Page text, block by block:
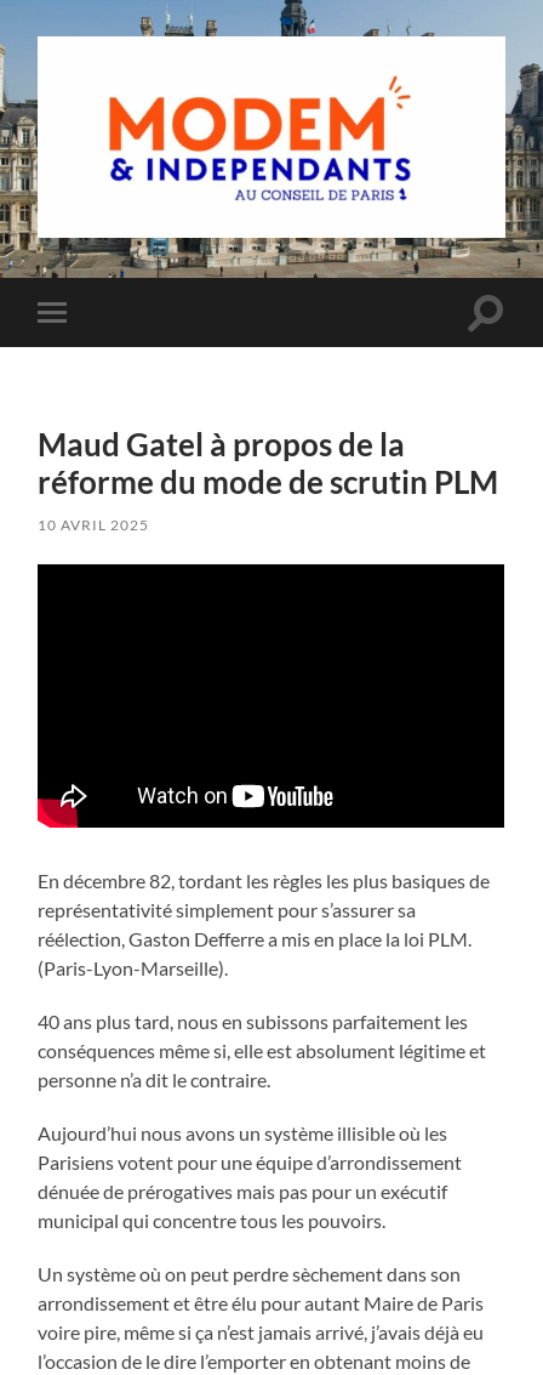
Groupe
MoDem
et
de
Toggle
mobile
Toggle
Maud Gatel à propos de la
réforme du mode de scrutin PLM
10 AVRIL 2025
En décembre 82, tordant les règles les plus basiques de
représentativité simplement pour s’assurer sa
réélection, Gaston Defferre a mis en place la loi PLM.
(Paris-Lyon-Marseille).
40 ans plus tard, nous en subissons parfaitement les
conséquences même si, elle est absolument légitime et
personne n’a dit le contraire.
Aujourd’hui nous avons un système illisible où les
Parisiens votent pour une équipe d’arrondissement
dénuée de prérogatives mais pas pour un exécutif
municipal qui concentre tous les pouvoirs.
Un système où on peut perdre sèchement dans son
arrondissement et être élu pour autant Maire de Paris
voire pire, même si ça n’est jamais arrivé, j’avais déjà eu
l’occasion de le dire l’emporter en obtenant moins de